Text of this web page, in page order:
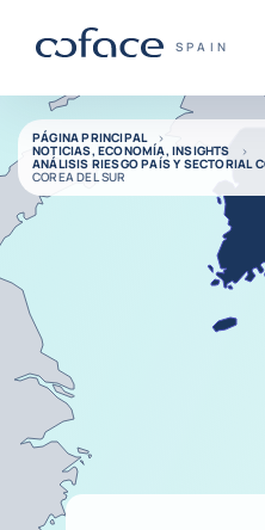
COFACE -
SPAIN
Volver a la página principal
PÁGINA PRINCIPAL
NOTICIAS, ECONOMÍA, INSIGHTS
ANÁLISIS RIESGO PAÍS Y SECTORIAL
COREA DEL SUR